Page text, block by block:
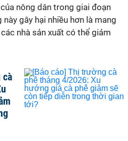
nông dân trong giai đoạn
gây hại nhiều hơn là mang
nhà sản xuất có thể giảm
cà